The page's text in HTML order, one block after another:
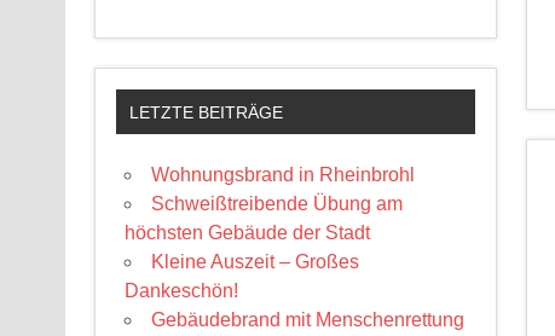
LETZTE BEITRÄGE
Wohnungsbrand in Rheinbrohl
Schweißtreibende Übung am
höchsten Gebäude der Stadt
Kleine Auszeit – Großes
Dankeschön!
Gebäudebrand mit Menschenrettung